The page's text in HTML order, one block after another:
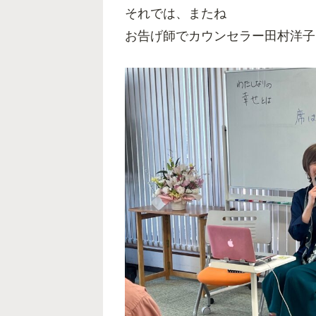
それでは、またね
お告げ師でカウンセラー田村洋